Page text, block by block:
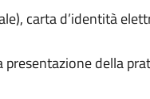
carta d’identità
della